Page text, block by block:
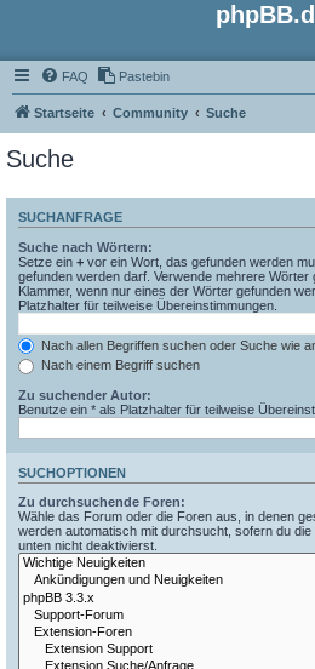
FAQ Pastebin
Startseite Community Suche
Suche
SUCHANFRAGE
Suche nach Wörtern:
Setze ein + vor ein Wort, das gefunden werden
gefunden werden darf. Verwende mehrere Wörter
Klammer, wenn nur eines der Wörter gefunden
Platzhalter für teilweise Übereinstimmungen.
Nach allen Begriffen suchen oder Suche wie
Nach einem Begriff suchen
Zu suchender Autor:
Benutze ein * als Platzhalter für teilweise
SUCHOPTIONEN
Zu durchsuchende Foren:
Wähle das Forum oder die Foren aus, in denen
werden automatisch mit durchsucht, sofern du
unten nicht deaktivierst.